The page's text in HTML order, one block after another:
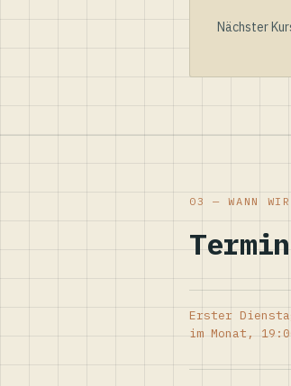
Nächster
03 — WANN
Erster
im Monat,